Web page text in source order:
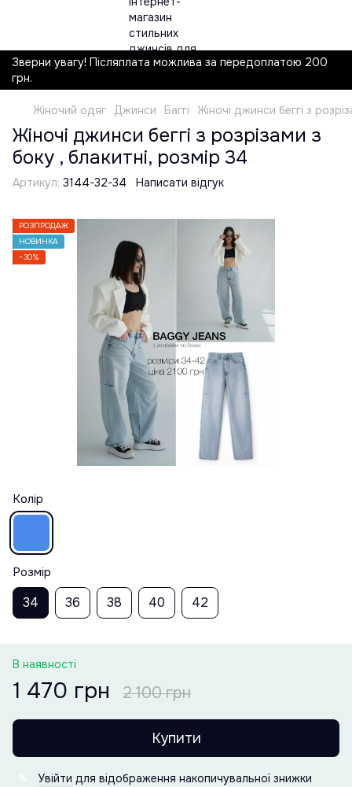
Зверни увагу! Післяплата можлива за передоплатою 200
грн.
Жіночий одяг Джинси Баггі Жіночі джинси беггі з
Жіночі джинси беггі з розрізами з
боку , блакитні, розмір 34
Артикул: 3144-32-34 Написати відгук
РОЗПРОДАЖ
НОВИНКА
−30%
Колір
Розмір
34 36 38 40 42
В наявності
1 470 грн 2 100 грн
Купити
Увійти для відображення накопичувальної знижки